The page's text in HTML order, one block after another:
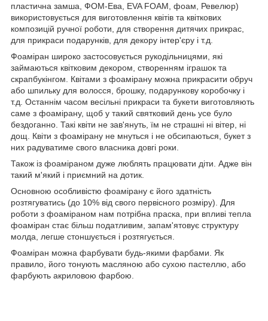
пластична замша, ФОМ-Ева, EVA FOAM, фоам, Ревелюр)
використовується для виготовлення квітів та квіткових
композицій ручної роботи, для створення дитячих прикрас,
для прикраси подарунків, для декору інтер'єру і т.д.
Фоаміран широко застосовується рукодільницями, які
займаються квітковим декором, створенням іграшок та
скрапбукінгом. Квітами з фоамірану можна прикрасити обруч
або шпильку для волосся, брошку, подарункову коробочку і
т.д. Останнім часом весільні прикраси та букети виготовляють
саме з фоамірану, щоб у такий святковий день усе було
бездоганно. Такі квіти не зав'януть, їм не страшні ні вітер, ні
дощ. Квіти з фоамірану не мнуться і не обсипаються, букет з
них радуватиме свого власника довгі роки.
Також із фоаміраном дуже люблять працювати діти. Адже він
такий м'який і приємний на дотик.
Основною особливістю фоамірану є його здатність
розтягуватись (до 10% від свого первісного розміру). Для
роботи з фоаміраном нам потрібна праска, при впливі тепла
фоаміран стає більш податливим, запам'ятовує структуру
молда, легше стоншується і розтягується.
Фоаміран можна фарбувати будь-якими фарбами. Як
правило, його тонують масляною або сухою пастеллю, або
фарбують акриловою фарбою.